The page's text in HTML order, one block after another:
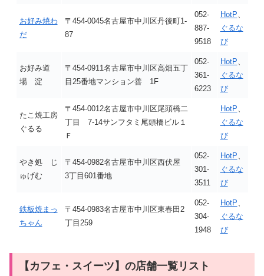
お好み焼わ
だ
〒454-0045名古屋市中川区丹後町1-
87
052-
887-
9518
HotP、
ぐるな
び
お好み道
場 淀
〒454-0911名古屋市中川区高畑五丁
目25番地マンション善 1F
052-
361-
6223
HotP、
ぐるな
び
たこ焼工房
ぐるる
〒454-0012名古屋市中川区尾頭橋二
丁目 7-14サンフタミ尾頭橋ビル１
Ｆ
HotP、
ぐるな
び
やき処 じ
ゅげむ
〒454-0982名古屋市中川区西伏屋
3丁目601番地
052-
301-
3511
HotP、
ぐるな
び
鉄板焼まっ
ちゃん
〒454-0983名古屋市中川区東春田2
丁目259
052-
304-
1948
HotP、
ぐるな
び
【カフェ・スイーツ】の店舗一覧リスト